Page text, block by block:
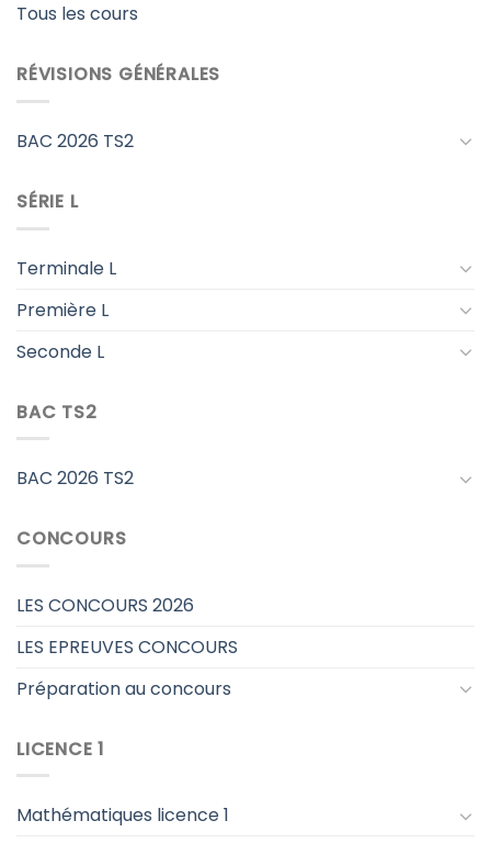
Tous les cours
RÉVISIONS GÉNÉRALES
BAC 2026 TS2
SÉRIE L
Terminale L
Première L
Seconde L
BAC TS2
BAC 2026 TS2
CONCOURS
LES CONCOURS 2026
LES EPREUVES CONCOURS
Préparation au concours
LICENCE 1
Mathématiques licence 1